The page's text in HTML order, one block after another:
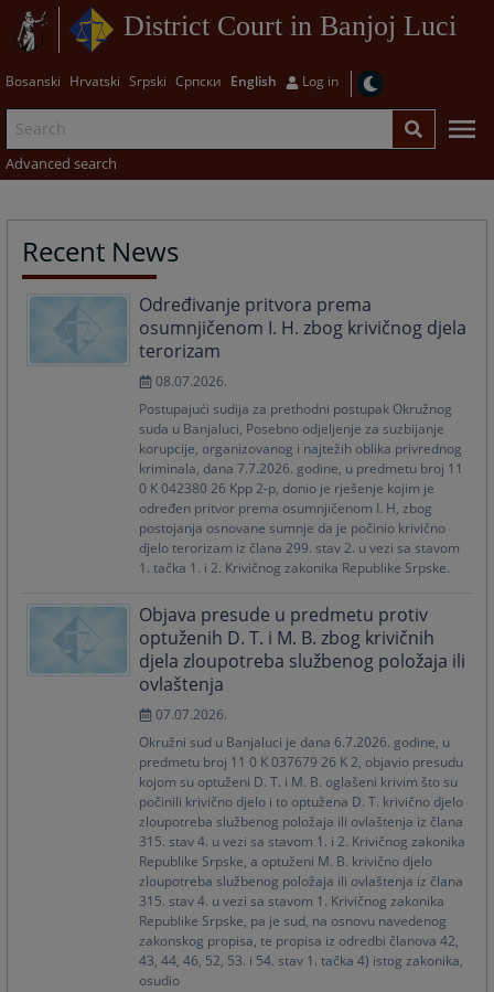
District Court in Banjoj Luci
Bosanski Hrvatski Srpski Српски English Log in
Advanced search
Recent News
Određivanje pritvora prema
osumnjičenom I. H. zbog krivičnog djela
terorizam
08.07.2026.
Postupajući sudija za prethodni postupak Okružnog
suda u Banjaluci, Posebno odjeljenje za suzbijanje
korupcije, organizovanog i najtežih oblika privrednog
kriminala, dana 7.7.2026. godine, u predmetu broj 11
0 K 042380 26 Kpp 2-p, donio je rješenje kojim je
određen pritvor prema osumnjičenom I. H, zbog
postojanja osnovane sumnje da je počinio krivično
djelo terorizam iz člana 299. stav 2. u vezi sa stavom
1. tačka 1. i 2. Krivičnog zakonika Republike Srpske.
Objava presude u predmetu protiv
optuženih D. T. i M. B. zbog krivičnih
djela zloupotreba službenog položaja ili
ovlaštenja
07.07.2026.
Okružni sud u Banjaluci je dana 6.7.2026. godine, u
predmetu broj 11 0 K 037679 26 K 2, objavio presudu
kojom su optuženi D. T. i M. B. oglašeni krivim što su
počinili krivično djelo i to optužena D. T. krivično djelo
zloupotreba službenog položaja ili ovlaštenja iz člana
315. stav 4. u vezi sa stavom 1. i 2. Krivičnog zakonika
Republike Srpske, a optuženi M. B. krivično djelo
zloupotreba službenog položaja ili ovlaštenja iz člana
315. stav 4. u vezi sa stavom 1. Krivičnog zakonika
Republike Srpske, pa je sud, na osnovu navedenog
zakonskog propisa, te propisa iz odredbi članova 42,
43, 44, 46, 52, 53. i 54. stav 1. tačka 4) istog zakonika,
osudio